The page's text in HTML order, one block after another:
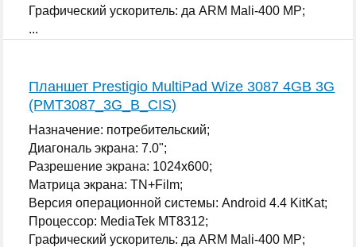
Графический ускоритель: да ARM Mali-400 MP;
...
Планшет Prestigio MultiPad Wize 3087 4GB 3G
(PMT3087_3G_B_CIS)
Назначение: потребительский;
Диагональ экрана: 7.0";
Разрешение экрана: 1024x600;
Матрица экрана: TN+Film;
Версия операционной системы: Android 4.4 KitKat;
Процессор: MediaTek MT8312;
Графический ускоритель: да ARM Mali-400 MP;